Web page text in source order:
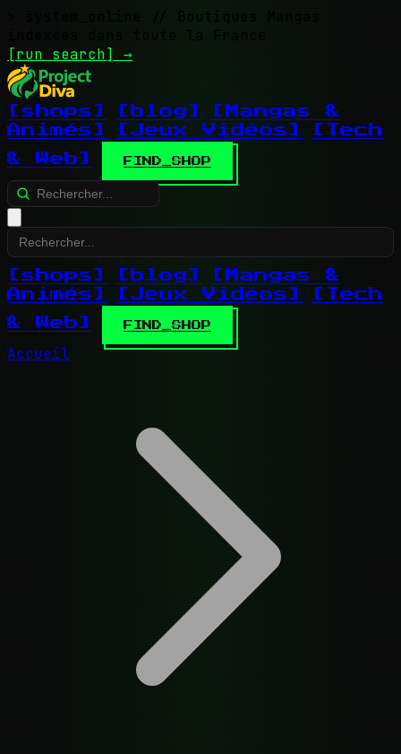
// Boutiques Mangas
indexées dans toute la France
[run search] →
[shops] [blog]
[Mangas &
Animés]
[Jeux Vidéos]
[Tech
& Web]
FIND_SHOP
[shops] [blog]
[Mangas &
Animés]
[Jeux Vidéos]
[Tech
& Web]
FIND_SHOP
Accueil